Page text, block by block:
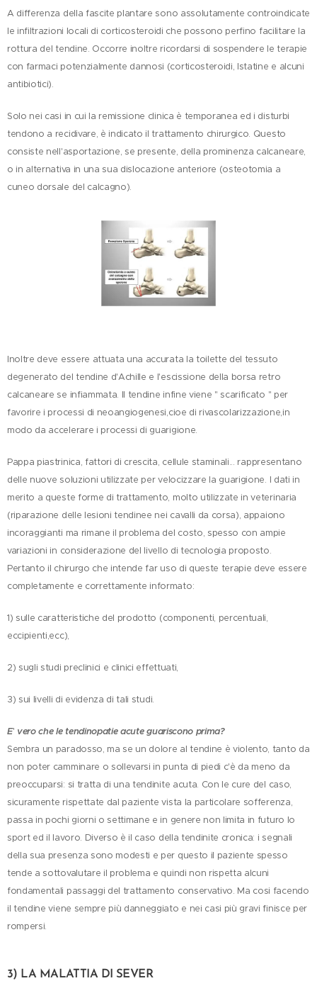
A differenza della fascite plantare sono assolutamente controindicate
le infiltrazioni locali di corticosteroidi che possono perfino facilitare la
rottura del tendine. Occorre inoltre ricordarsi di sospendere le terapie
con farmaci potenzialmente dannosi (corticosteroidi, lstatine e alcuni
antibiotici).
Solo nei casi in cui la remissione clinica è temporanea ed i disturbi
tendono a recidivare, è indicato il trattamento chirurgico. Questo
consiste nell'asportazione, se presente, della prominenza calcaneare,
o in alternativa in una sua dislocazione anteriore (osteotomia a
cuneo dorsale del calcagno).
Inoltre deve essere attuata una accurata la toilette del tessuto
degenerato del tendine d'Achille e l'escissione della borsa retro
calcaneare se infiammata. Il tendine infine viene " scarificato " per
favorire i processi di neoangiogenesi,cioe di rivascolarizzazione,in
modo da accelerare i processi di guarigione.
Pappa piastrinica, fattori di crescita, cellule staminali... rappresentano
delle nuove soluzioni utilizzate per velocizzare la guarigione. I dati in
merito a queste forme di trattamento, molto utilizzate in veterinaria
(riparazione delle lesioni tendinee nei cavalli da corsa), appaiono
incoraggianti ma rimane il problema del costo, spesso con ampie
variazioni in considerazione del livello di tecnologia proposto.
Pertanto il chirurgo che intende far uso di queste terapie deve essere
completamente e correttamente informato:
1) sulle caratteristiche del prodotto (componenti, percentuali,
eccipienti,ecc),
2) sugli studi preclinici e clinici effettuati,
3) sui livelli di evidenza di tali studi.
E' vero che le tendinopatie acute guariscono prima?
Sembra un paradosso, ma se un dolore al tendine è violento, tanto da
non poter camminare o sollevarsi in punta di piedi c'è da meno da
preoccuparsi: si tratta di una tendinite acuta. Con le cure del caso,
sicuramente rispettate dal paziente vista la particolare sofferenza,
passa in pochi giorni o settimane e in genere non limita in futuro lo
sport ed il lavoro. Diverso è il caso della tendinite cronica: i segnali
della sua presenza sono modesti e per questo il paziente spesso
tende a sottovalutare il problema e quindi non rispetta alcuni
fondamentali passaggi del trattamento conservativo. Ma cosi facendo
il tendine viene sempre più danneggiato e nei casi più gravi finisce per
rompersi.
3) LA MALATTIA DI SEVER